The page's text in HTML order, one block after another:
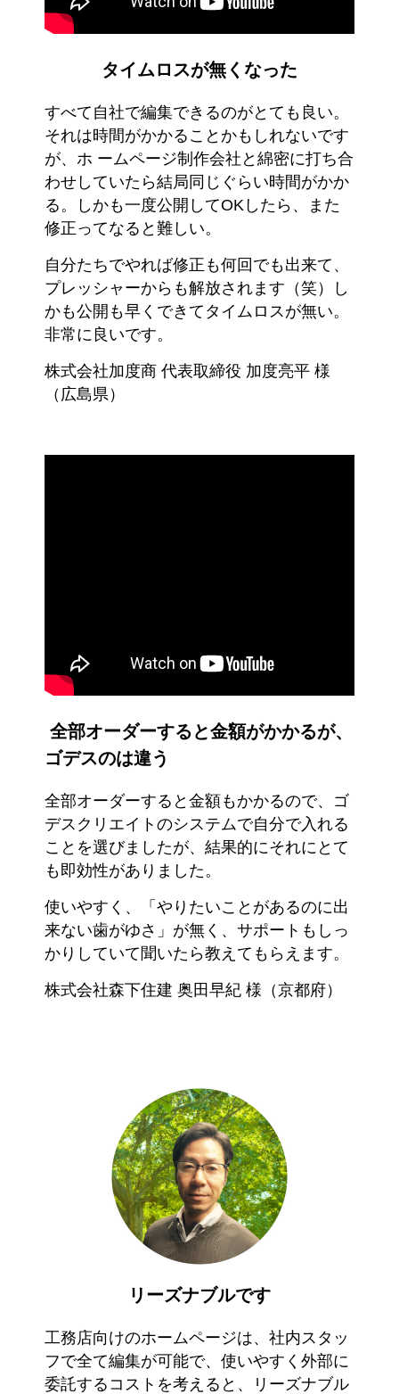
タイムロスが無くなった
すべて自社で編集できるのがとても良い。
それは時間がかかることかもしれないです
が、ホ ームページ制作会社と綿密に打ち合
わせしていたら結局同じぐらい時間がかか
る。しかも一度公開してOKしたら、また
修正ってなると難しい。
自分たちでやれば修正も何回でも出来て、
プレッシャーからも解放されます（笑）し
かも公開も早くできてタイムロスが無い。
非常に良いです。
株式会社加度商 代表取締役 加度亮平 様
（広島県）
全部オーダーすると金額がかかるが、
ゴデスのは違う
全部オーダーすると金額もかかるので、ゴ
デスクリエイトのシステムで自分で入れる
ことを選びましたが、結果的にそれにとて
も即効性がありました。
使いやすく、「やりたいことがあるのに出
来ない歯がゆさ」が無く、サポートもしっ
かりしていて聞いたら教えてもらえます。
株式会社森下住建 奥田早紀 様（京都府）
リーズナブルです
工務店向けのホームページは、社内スタッ
フで全て編集が可能で、使いやすく外部に
委託するコストを考えると、リーズナブル